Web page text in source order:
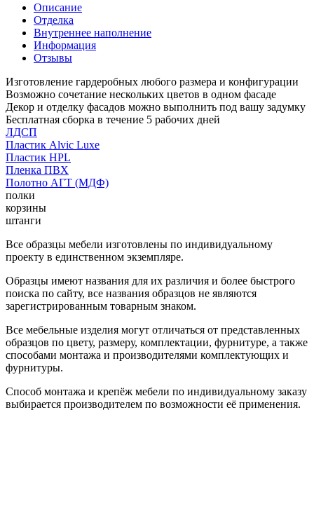
Описание
Отделка
Внутреннее наполнение
Информация
Отзывы
Изготовление гардеробных любого размера и конфигурации
Возможно сочетание нескольких цветов в одном фасаде
Декор и отделку фасадов можно выполнить под вашу задумку
Бесплатная сборка в течение 5 рабочих дней
ЛДСП
Пластик Alvic Luxe
Пластик HPL
Пленка ПВХ
Полотно АГТ (МДФ)
полки
корзины
штанги
Все образцы мебели изготовлены по индивидуальному
проекту в единственном экземпляре.
Образцы имеют названия для их различия и более быстрого
поиска по сайту, все названия образцов не являются
зарегистрированным товарным знаком.
Все мебельные изделия могут отличаться от представленных
образцов по цвету, размеру, комплектации, фурнитуре, а также
способами монтажа и производителями комплектующих и
фурнитуры.
Способ монтажа и крепёж мебели по индивидуальному заказу
выбирается производителем по возможности её применения.